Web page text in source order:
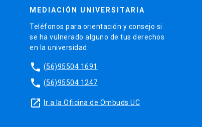
MEDIACIÓN UNIVERSITARIA
Teléfonos para orientación y consejo si
se ha vulnerado alguno de tus derechos
en la universidad.
phone (56)95504 1691
phone (56)95504 1247
launch Ir a la Oficina de Ombuds UC